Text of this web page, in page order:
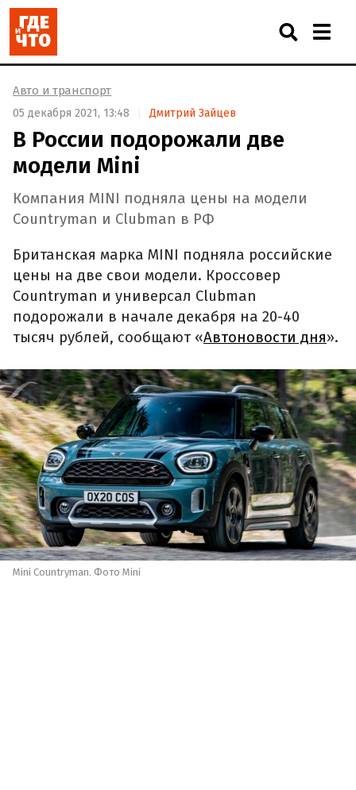
Авто и транспорт
05 декабря 2021, 13:48 Дмитрий Зайцев
В России подорожали две
модели Mini
Компания MINI подняла цены на модели
Countryman и Clubman в РФ
Британская марка MINI подняла российские
цены на две свои модели. Кроссовер
Countryman и универсал Clubman
подорожали в начале декабря на 20-40
тысяч рублей, сообщают «Автоновости дня».
Mini Countryman. Фото Mini